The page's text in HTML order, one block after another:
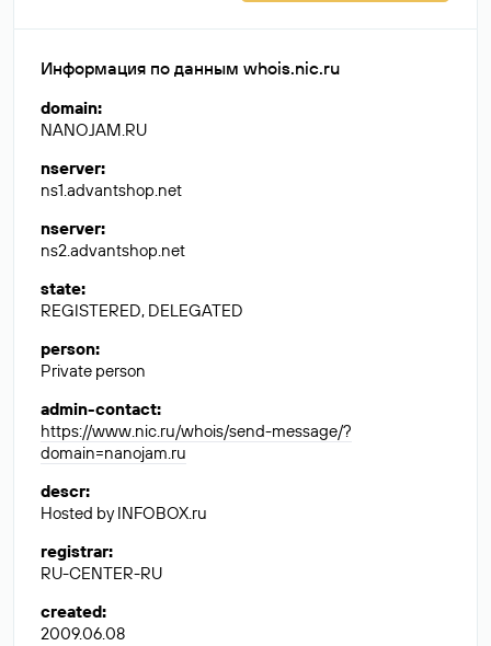
Информация по данным whois.nic.ru
domain:
NANOJAM.RU
nserver:
ns1.advantshop.net
nserver:
ns2.advantshop.net
state:
REGISTERED, DELEGATED
person:
Private person
admin-contact:
https://www.nic.ru/whois/send-message/?
domain=nanojam.ru
descr:
Hosted by INFOBOX.ru
registrar:
RU-CENTER-RU
created:
2009.06.08